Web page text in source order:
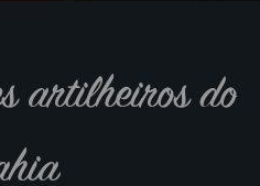
artilheiros do